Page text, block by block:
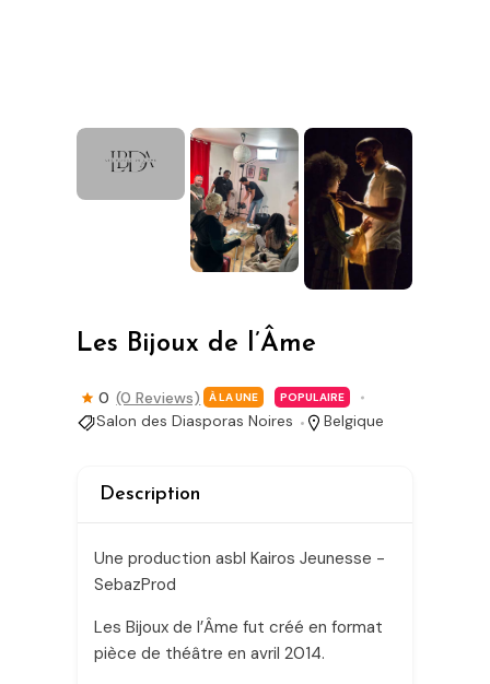
Les Bijoux de l’Âme
0 (0 Reviews) À LA UNE POPULAIRE
Salon des Diasporas Noires Belgique
Description
Une production asbl Kairos Jeunesse -
SebazProd
Les Bijoux de l’Âme fut créé en format
pièce de théâtre en avril 2014.